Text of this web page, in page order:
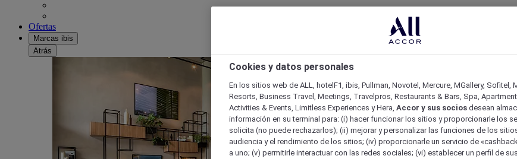
Ofertas
Marcas ibis
Atrás
Cookies y datos personales
En los sitios web de ALL, hotelF1, ibis, Pullman, Novotel, Mercure, MGallery, Sofitel,
Resorts, Business Travel, Meetings, Travelpros, Restaurants & Bars, Spa,
Activities & Events, Limitless Experiences y Hera, Accor y sus socios desean
información en su terminal para: (i) hacer funcionar los sitios y proporcionarle los
solicita (no puede rechazarlos); (ii) mejorar y personalizar las funciones de los
audiencia y el rendimiento de los sitios; (iv) proporcionarle un servicio de
a uno; (v) permitirle interactuar con las redes sociales; (vi) establecer un perfil de